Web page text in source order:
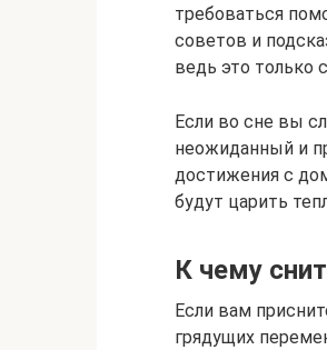
требоваться
советов и
ведь это только
Если во сне вы
неожиданный и
достижения с
будут царить
К чему
Если вам
грядущих